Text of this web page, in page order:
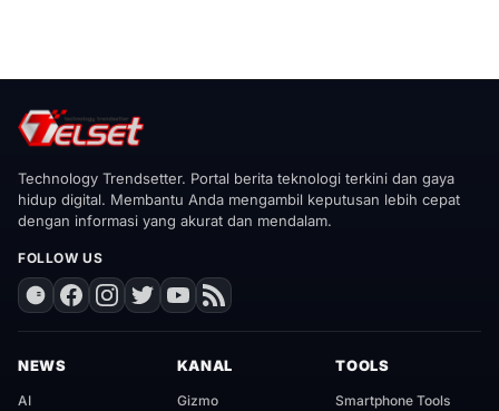
Technology Trendsetter. Portal berita teknologi terkini dan gaya
hidup digital. Membantu Anda mengambil keputusan lebih cepat
dengan informasi yang akurat dan mendalam.
FOLLOW US
NEWS
AI
KANAL
Gizmo
TOOLS
Smartphone Tools